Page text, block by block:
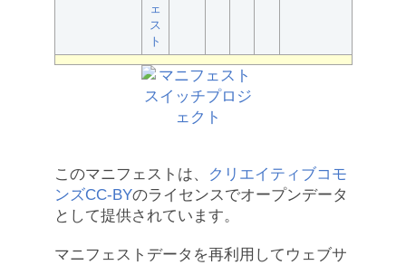
ェ
ス
ト
このマニフェストは、
クリエイティブコモ
ンズCC-BYのライセンスでオープンデータ
として提供されています。
マニフェストデータを再利用してウェブサ